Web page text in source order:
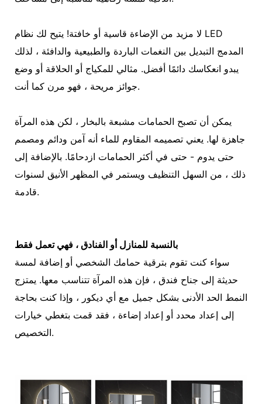
لا مزيد من الإضاءة قاسية أو خافتة! يتيح لك نظام LED
المدمج التبديل بين النغمات الباردة والطبيعية والدافئة ، لذلك
يبدو انعكاسك دائمًا أفضل. مثالي للمكياج أو الحلاقة أو وضع
جوائز مريحة ، فهو مرن كما أنت.
يمكن أن تصبح الحمامات مشبعة بالبخار ، لكن هذه المرآة
جاهزة لها. يعني تصميمه المقاوم للماء أنه آمن ودائم ومصمم
حتى يدوم - حتى في أكثر الحمامات ازدحامًا. بالإضافة إلى
ذلك ، من السهل التنظيف ويستمر في المظهر الأنيق لسنوات
قادمة.
بالنسبة للمنازل أو الفنادق ، فهي تعمل فقط
سواء كنت تقوم بترقية حمامك الشخصي أو إضافة لمسة
حديثة إلى جناح فندق ، فإن هذه المرآة تتناسب معها. يمتزج
النمط الحد الأدنى بشكل جميل مع أي ديكور ، وإذا كنت بحاجة
إلى إعداد محدد أو إعداد إضاءة ، فقد قمت بتغطي خيارات
التخصيص.